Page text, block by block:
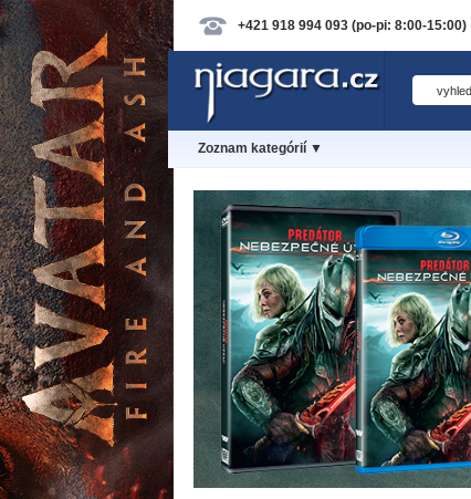
+421 918 994 093 (po-pi: 8:00-15:00)
Zoznam kategórií ▼